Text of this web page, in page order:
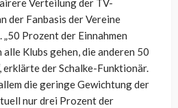
Verteilung der TV-
der Fanbasis der Vereine
Prozent der Einnahmen
Klubs gehen, die anderen 50
erklärte der Schalke-Funktionär.
die geringe Gewichtung der
nur drei Prozent der